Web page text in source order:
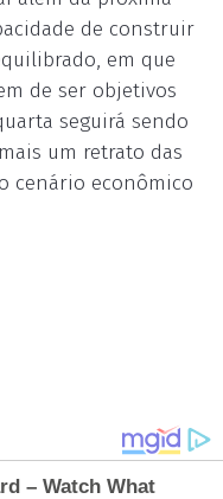
de construir
em que
de ser objetivos
seguirá sendo
um retrato das
cenário econômico